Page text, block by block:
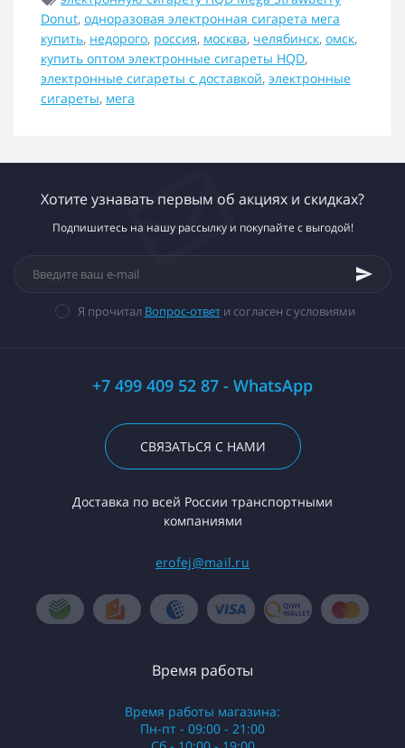
Donut, одноразовая электронная сигарета мега
купить, недорого, россия, москва, челябинск, омск,
купить оптом электронные сигареты HQD,
электронные сигареты с доставкой, электронные
сигареты, мега
Хотите узнавать первым об акциях и скидках?
Подпишитесь на нашу рассылку и покупайте с выгодой!
Я прочитал Вопрос-ответи согласен с условиями
+7 499 409 52 87 - WhatsApp
СВЯЗАТЬСЯ С НАМИ
Доставка по всей России транспортными
компаниями
erofej@mail.ru
Время работы
Время работы магазина:
Пн-пт - 09:00 - 21:00